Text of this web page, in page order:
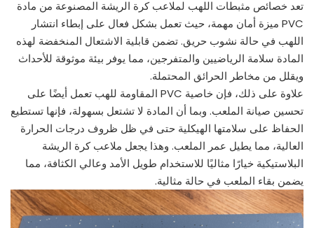
تعد خصائص مثبطات اللهب لملاعب كرة الريشة المصنوعة من مادة
PVC ميزة أمان مهمة، حيث تعمل بشكل فعال على إبطاء انتشار
اللهب في حالة نشوب حريق. تضمن قابلية الاشتعال المنخفضة لهذه
المادة سلامة الرياضيين والمتفرجين، مما يوفر بيئة موثوقة للأحداث
ويقلل من مخاطر الحرائق المحتملة.
علاوة على ذلك، فإن خاصية PVC المقاومة للهب تعمل أيضًا على
تحسين صيانة الملعب. وبما أن المادة لا تشتعل بسهولة، فإنها تستطيع
الحفاظ على سلامتها الهيكلية حتى في ظل ظروف درجات الحرارة
العالية، مما يطيل عمر الملعب. وهذا يجعل ملاعب كرة الريشة
البلاستيكية خيارًا مثاليًا للاستخدام طويل الأمد وعالي الكثافة، مما
يضمن بقاء الملعب في حالة مثالية.